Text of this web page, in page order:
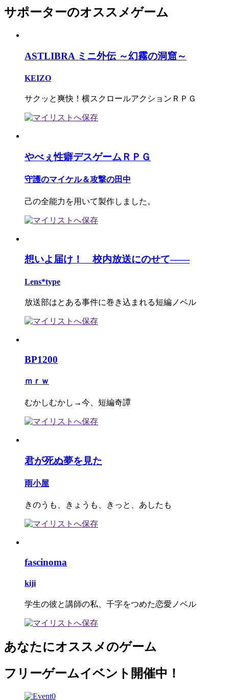
サポーターのオススメゲーム
ASTLIBRA ミニ外伝 ～幻霧の洞窟～
KEIZO
サクッと爽快！横スクロールアクションＲＰＧ
やべぇ性癖デスゲームＲＰＧ
守護のマイケル＆攻撃の田中
己の全能力を用いて製作しました。
想いよ届け！ 校内放送にのせて――
Lens*type
放送部はとある事件に巻き込まれる短編ノベル
BP1200
ｍｒｗ
むかしむかし→今、短編奇譚
君が死ぬ夢を見た
雨小屋
きのうも、きょうも、きっと、あしたも
fascinoma
kiji
学生の彼と講師の私、千字をつめた恋愛ノベル
あなたにオススメのゲーム
フリーゲームイベント開催中！